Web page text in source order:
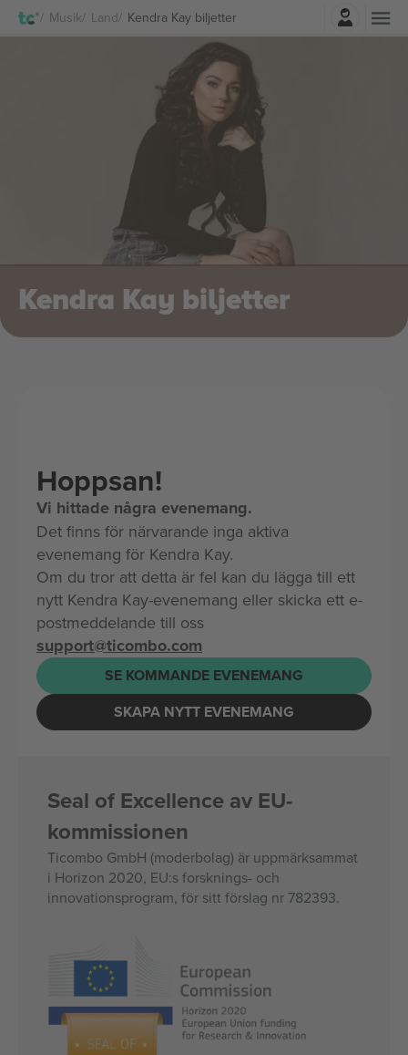
Musik Land Kendra Kay biljetterLogga in
Kendra Kay biljetter
Hoppsan!
Vi hittade några evenemang.
Det finns för närvarande inga aktiva
evenemang för Kendra Kay.
Om du tror att detta är fel kan du lägga till ett
nytt Kendra Kay-evenemang eller skicka ett e-
postmeddelande till oss
support@ticombo.com
SE KOMMANDE EVENEMANG
SKAPA NYTT EVENEMANG
Seal of Excellence av EU-
kommissionen
Ticombo GmbH (moderbolag) är uppmärksammat
i Horizon 2020, EU:s forsknings- och
innovationsprogram, för sitt förslag nr 782393.